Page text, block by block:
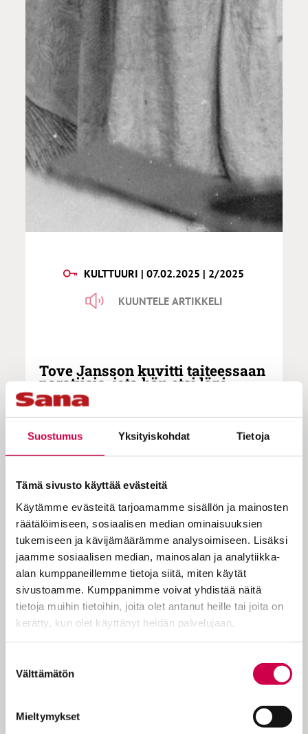
Suostumus Yksityiskohdat Tietoja
Tämä sivusto käyttää evästeitä
Käytämme evästeitä tarjoamamme sisällön ja mainosten
räätälöimiseen, sosiaalisen median ominaisuuksien
tukemiseen ja kävijämäärämme analysoimiseen. Lisäksi
jaamme sosiaalisen median, mainosalan ja analytiikka-
alan kumppaneillemme tietoja siitä, miten käytät
sivustoamme. Kumppanimme voivat yhdistää näitä
tietoja muihin tietoihin, joita olet antanut heille tai joita on
kerätty, kun olet käyttänyt heidän palvelujaan.
valinta
Välttämätön
Mieltymykset
KULTTUURI | 07.02.2025 | 2/2025
KUUNTELE ARTIKKELI
Tove Jansson kuvitti taiteessaan
paratiisia, jota hän etsi läpi
elämänsä
Helsinkiläiseen taiteilijaperheeseen
monilahjakkuus, jolle taiteen tekeminen oli
lapsesta asti itsestään selvä päämäärä.
Hänen isänsä oli kuvanveistäjä ja
ruotsalaissyntyinen äiti graafikko.
Kuvittajan ja lehtipiirtäjän työt Tove aloitti
jo koululaisena, samalla hän kirjoitti pieniä
tarinoita, joita julkaistiin.…
KOKEILE KUUKAUSI